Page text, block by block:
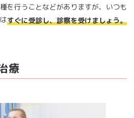
を行うことなどがありますが、いつも
すぐに受診し、診察を受けましょう。
療